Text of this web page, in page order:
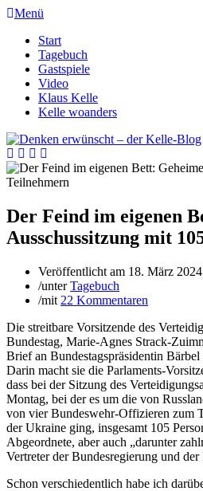
Menü
Start
Tagebuch
Gastspiele
Video
Klaus Kelle
Kelle woanders
Der Feind im eigenen
Ausschussitzung mit
Veröffentlicht am 18. März 2024
/unterTagebuch
/mit 22 Kommentaren
Die streitbare Vorsitzende des
Bundestag, Marie-Agnes Strack-
Brief an Bundestagspräsidentin
Darin macht sie die Parlaments-
dass bei der Sitzung des
Montag, bei der es um die von
von vier Bundeswehr-Offizieren zum
der Ukraine ging, insgesamt 105
Abgeordnete, aber auch „darunter
Vertreter der Bundesregierung und der
Schon verschiedentlich habe ich